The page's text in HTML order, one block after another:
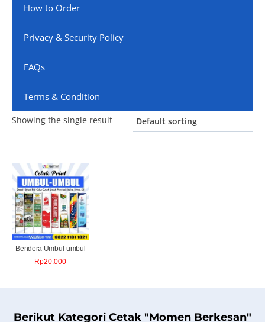
How to Order
Privacy & Security Policy
FAQs
Terms & Condition
Showing the single result
Bendera Umbul-umbul
Rp20.000
Berikut Kategori Cetak "Momen Berkesan"